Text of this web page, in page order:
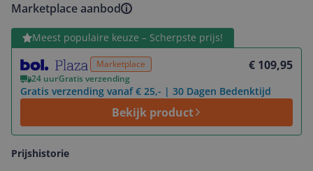
Marketplace aanbod
Meest populaire keuze – Scherpste prijs!
Marketplace € 109,95
24 uurGratis verzending
Gratis verzending vanaf € 25,- | 30 Dagen Bedenktijd
Bekijk product
Bekijk product
Prijshistorie